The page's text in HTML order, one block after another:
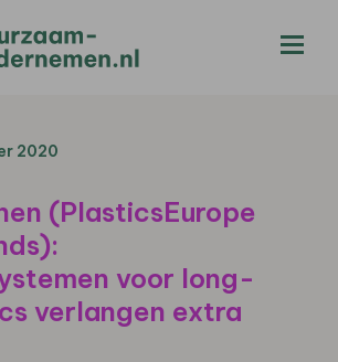
2020
(PlasticsEurope
voor long-
verlangen extra